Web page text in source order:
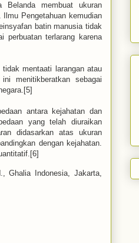
Belanda membuat ukuran
Ilmu Pengetahuan kemudian
batin manusia tidak
perbuatan terlarang karena
mentaati larangan atau
menitikberatkan sebagai
antara kejahatan dan
yang telah diuraikan
didasarkan atas ukuran
dengan kejahatan.
Ghalia Indonesia, Jakarta,